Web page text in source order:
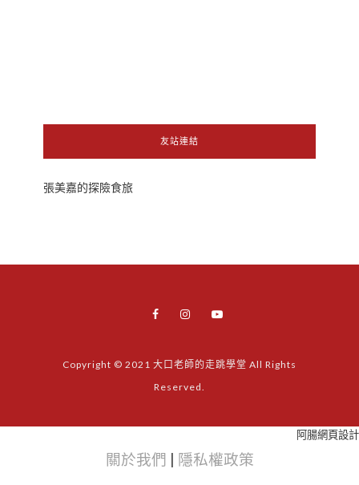
友站連結
張美嘉的探險食旅
Copyright © 2021 大口老師的走跳學堂 All Rights
Reserved.
阿腸網頁設計
關於我們 隱私權政策